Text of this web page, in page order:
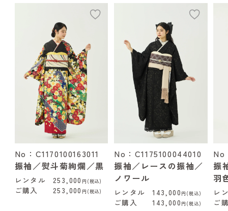
No：C1170100163011
振袖／熨斗菊絢爛／黒
レンタル 253,000 円(税込)
ご購入 253,000 円(税込)
No：C1175100044010
振袖／レースの振袖／
ノワール
レンタル 143,000 円(税込)
ご購入 143,000 円(税込)
No
振
羽
レ
ご